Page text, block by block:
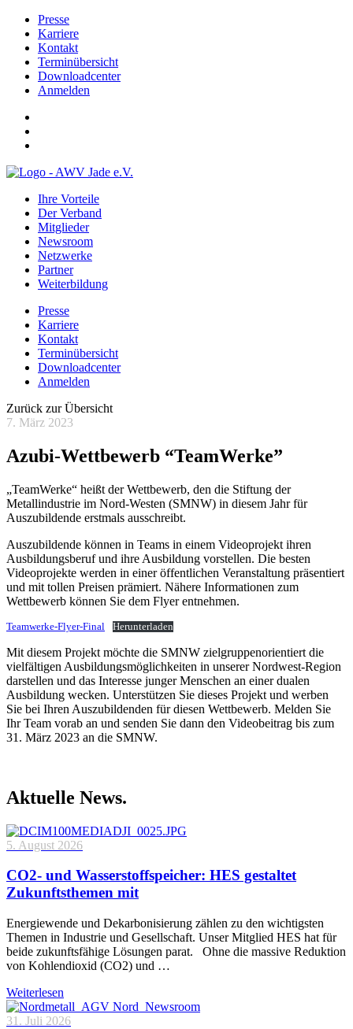
Presse
Karriere
Kontakt
Terminübersicht
Downloadcenter
Anmelden
Ihre Vorteile
Der Verband
Mitglieder
Newsroom
Netzwerke
Partner
Weiterbildung
Presse
Karriere
Kontakt
Terminübersicht
Downloadcenter
Anmelden
Zurück zur Übersicht
7. März 2023
Azubi-Wettbewerb “TeamWerke”
„TeamWerke“ heißt der Wettbewerb, den die Stiftung der
Metallindustrie im Nord-Westen (SMNW) in diesem Jahr für
Auszubildende erstmals ausschreibt.
Auszubildende können in Teams in einem Videoprojekt ihren
Ausbildungsberuf und ihre Ausbildung vorstellen. Die besten
Videoprojekte werden in einer öffentlichen Veranstaltung präsentiert
und mit tollen Preisen prämiert. Nähere Informationen zum
Wettbewerb können Sie dem Flyer entnehmen.
Teamwerke-Flyer-Final Herunterladen
Mit diesem Projekt möchte die SMNW zielgruppenorientiert die
vielfältigen Ausbildungsmöglichkeiten in unserer Nordwest-Region
darstellen und das Interesse junger Menschen an einer dualen
Ausbildung wecken. Unterstützen Sie dieses Projekt und werben
Sie bei Ihren Auszubildenden für diesen Wettbewerb. Melden Sie
Ihr Team vorab an und senden Sie dann den Videobeitrag bis zum
31. März 2023 an die SMNW.
Aktuelle News.
5. August 2026
CO2- und Wasserstoffspeicher: HES gestaltet
Zukunftsthemen mit
Energiewende und Dekarbonisierung zählen zu den wichtigsten
Themen in Industrie und Gesellschaft. Unser Mitglied HES hat für
beide zukunftsfähige Lösungen parat. Ohne die massive Reduktion
von Kohlendioxid (CO2) und …
Weiterlesen
31. Juli 2026